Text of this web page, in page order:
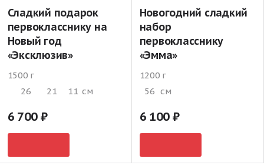
Сладкий подарок
первокласснику на
Новый год
«Эксклюзив»
1500 г
26
21 11 см
6 700
Новогодний сладкий
набор
первокласснику
«Эмма»
1200 г
56 см
6 100